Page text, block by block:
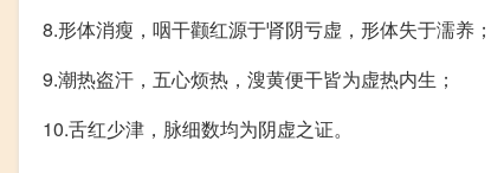
8.形体消瘦，咽干颧红源于肾阴亏虚，形体失于濡养；
9.潮热盗汗，五心烦热，溲黄便干皆为虚热内生；
10.舌红少津，脉细数均为阴虚之证。